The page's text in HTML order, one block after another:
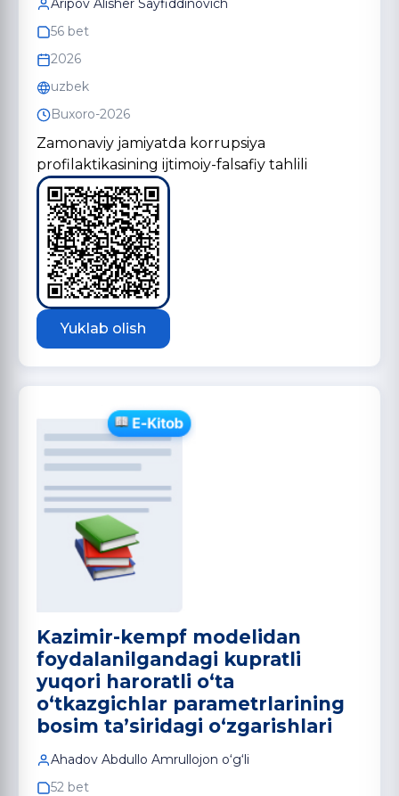
Aripov Alisher Sayfiddinovich
56 bet
2026
uzbek
Buxoro-2026
Zamonaviy jamiyatda korrupsiya
profilaktikasining ijtimoiy-falsafiy tahlili
Yuklab olish
Kazimir-kempf modelidan
foydalanilgandagi kupratli
yuqori haroratli o‘ta
o‘tkazgichlar parametrlarining
bosim ta’siridagi o‘zgarishlari
Ahadov Abdullo Amrullojon o‘g‘li
52 bet